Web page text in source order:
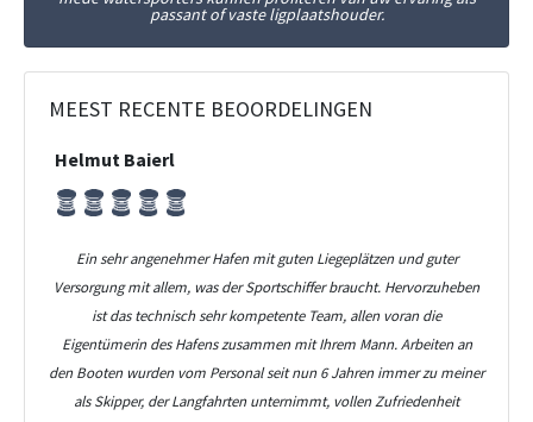
passant of vaste ligplaatshouder.
MEEST RECENTE BEOORDELINGEN
Helmut Baierl
Ein sehr angenehmer Hafen mit guten Liegeplätzen und guter
Versorgung mit allem, was der Sportschiffer braucht. Hervorzuheben
ist das technisch sehr kompetente Team, allen voran die
Eigentümerin des Hafens zusammen mit Ihrem Mann. Arbeiten an
den Booten wurden vom Personal seit nun 6 Jahren immer zu meiner
als Skipper, der Langfahrten unternimmt, vollen Zufriedenheit